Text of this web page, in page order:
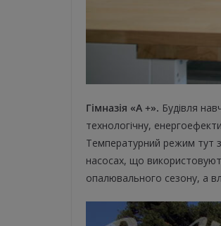
Гімназія «А +». Будівля
технологічну,
Температурний режим тут
насосах, що
опалювального сезону, а